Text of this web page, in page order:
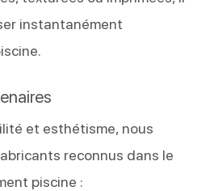
instantanément
et esthétisme, nous
reconnus dans le
piscine :